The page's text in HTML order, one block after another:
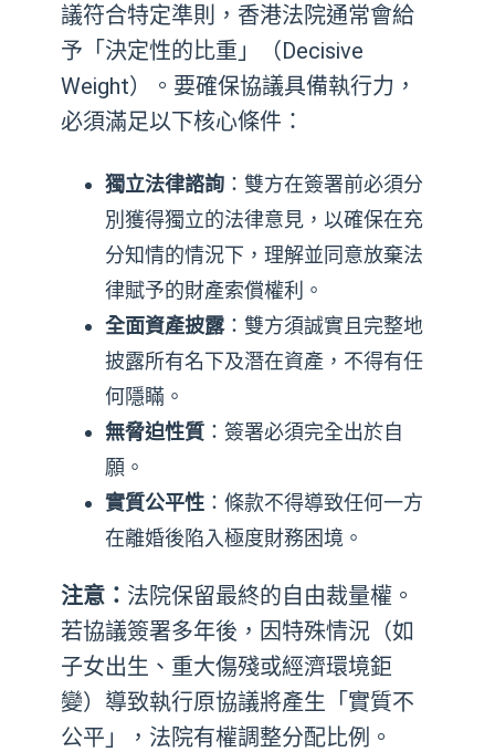
議符合特定準則，香港法院通常會給
予「決定性的比重」（Decisive
Weight）。要確保協議具備執行力，
必須滿足以下核心條件：
獨立法律諮詢 ：雙方在簽署前必須分
別獲得獨立的法律意見，以確保在充
分知情的情況下，理解並同意放棄法
律賦予的財產索償權利。
全面資產披露：雙方須誠實且完整地
披露所有名下及潛在資產，不得有任
何隱瞞。
無脅迫性質 ：簽署必須完全出於自
願。
實質公平性 ：條款不得導致任何一方
在離婚後陷入極度財務困境。
注意： 法院保留最終的自由裁量權。
若協議簽署多年後，因特殊情況（如
子女出生、重大傷殘或經濟環境鉅
變）導致執行原協議將產生「實質不
公平」，法院有權調整分配比例。